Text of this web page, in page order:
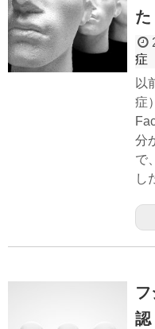
た
症
以
症
分
で
し
認